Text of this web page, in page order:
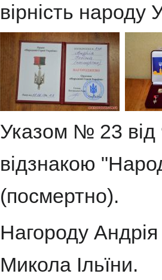
вірність народу
Указом № 23 від
відзнакою
(посмертно).
Нагороду
Микола Ільїни.